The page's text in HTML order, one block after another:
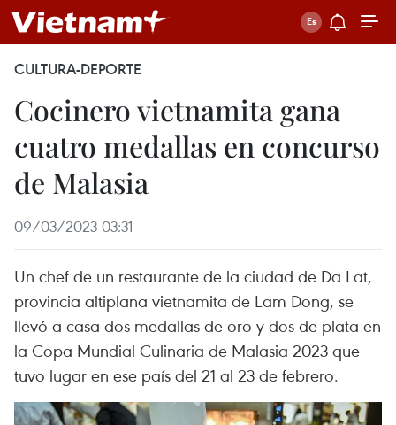
CULTURA-DEPORTE
Cocinero vietnamita gana
cuatro medallas en concurso
de Malasia
09/03/2023 03:31
Un chef de un restaurante de la ciudad de Da Lat,
provincia altiplana vietnamita de Lam Dong, se
llevó a casa dos medallas de oro y dos de plata en
la Copa Mundial Culinaria de Malasia 2023 que
tuvo lugar en ese país del 21 al 23 de febrero.